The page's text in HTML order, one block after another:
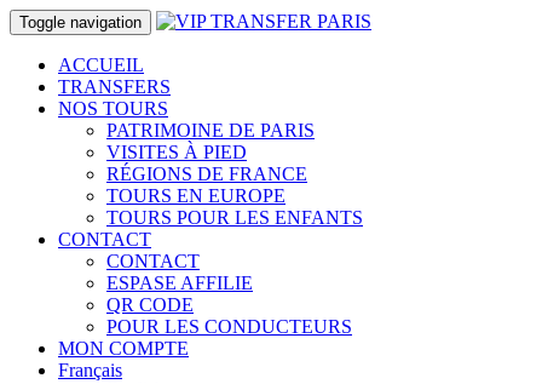
Toggle navigation
ACCUEIL
TRANSFERS
NOS TOURS
PATRIMOINE DE PARIS
VISITES À PIED
RÉGIONS DE FRANCE
TOURS EN EUROPE
TOURS POUR LES ENFANTS
CONTACT
CONTACT
ESPASE AFFILIE
QR CODE
POUR LES CONDUCTEURS
MON COMPTE
Français